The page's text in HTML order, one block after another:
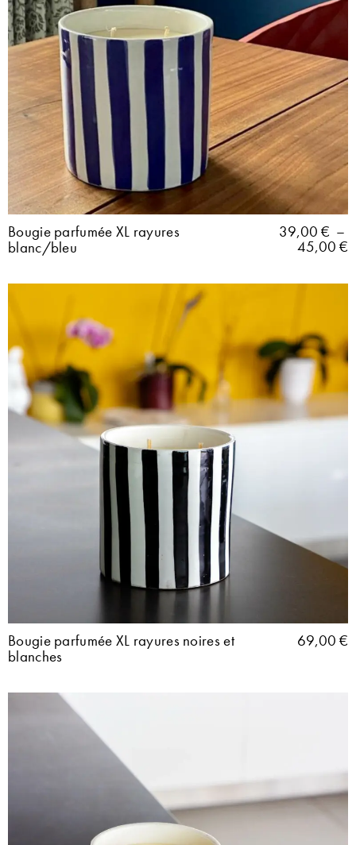
Bougie parfumée XL rayures
blanc/bleu
39,00 € –
45,00 €
Bougie parfumée XL rayures noires et
blanches
69,00 €